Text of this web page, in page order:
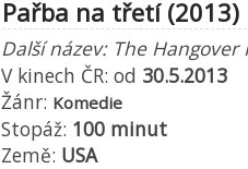
Pařba na třetí (2013)
Další název: The Hangover
V kinech ČR: od 30.5.2013
Žánr: Komedie
Stopáž: 100 minut
Země: USA